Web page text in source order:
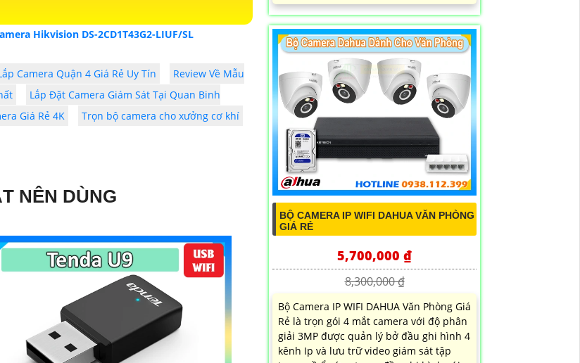
Hikvision DS-2CD1T43G2-LIUF/SL
Camera Quận 4 Giá Rẻ Uy Tín
Review Về Mẫu
Lắp Đặt Camera Giám Sát Tại Quan Binh
Giá Rẻ 4K
Trọn bộ camera cho xưởng cơ khí
NÊN DÙNG
BỘ CAMERA IP WIFI DAHUA VĂN PHÒNG
GIÁ RẺ
5,700,000 ₫
8,300,000 ₫
Bộ Camera IP WIFI DAHUA Văn Phòng Giá
Rẻ là trọn gói 4 mắt camera với độ phân
giải 3MP được quản lý bở đầu ghi hình 4
kênh Ip và lưu trữ video giám sát tập